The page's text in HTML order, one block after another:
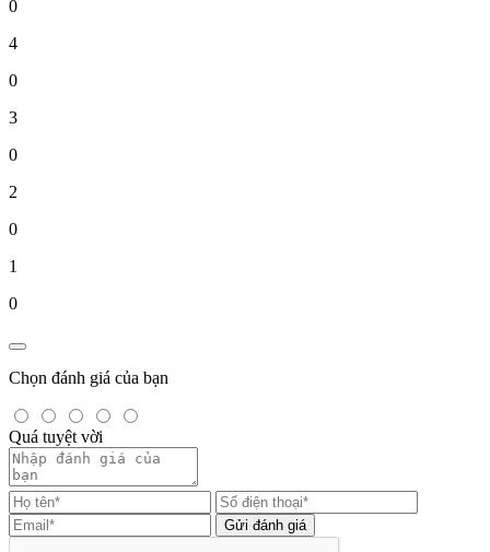
0
4
0
3
0
2
0
1
0
Chọn đánh giá của bạn
Quá tuyệt vời
Gửi đánh giá